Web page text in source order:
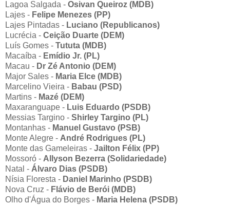
Lagoa Salgada - Osivan Queiroz (MDB)
Lajes - Felipe Menezes (PP)
Lajes Pintadas - Luciano (Republicanos)
Lucrécia - Ceição Duarte (DEM)
Luís Gomes - Tututa (MDB)
Macaíba - Emídio Jr. (PL)
Macau - Dr Zé Antonio (DEM)
Major Sales - Maria Elce (MDB)
Marcelino Vieira - Babau (PSD)
Martins - Mazé (DEM)
Maxaranguape - Luis Eduardo (PSDB)
Messias Targino - Shirley Targino (PL)
Montanhas - Manuel Gustavo (PSB)
Monte Alegre - André Rodrigues (PL)
Monte das Gameleiras - Jailton Félix (PP)
Mossoró - Allyson Bezerra (Solidariedade)
Natal - Álvaro Dias (PSDB)
Nísia Floresta - Daniel Marinho (PSDB)
Nova Cruz - Flávio de Berói (MDB)
Olho d'Água do Borges - Maria Helena (PSDB)